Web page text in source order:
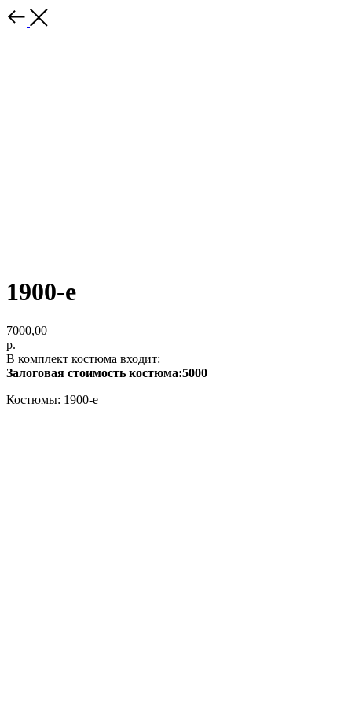
1900-е
7000,00
р.
В комплект костюма входит:
Залоговая стоимость костюма:5000
Костюмы: 1900-е